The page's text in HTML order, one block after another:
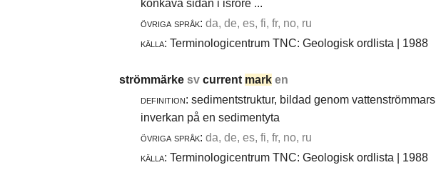
konkava sidan i isröre ...
övriga språk: da, de, es, fi, fr, no, ru
källa: Terminologicentrum TNC: Geologisk ordlista | 1988
strömmärke sv current mark en
definition: sedimentstruktur, bildad genom vattenströmmars
inverkan på en sedimentyta
övriga språk: da, de, es, fi, fr, no, ru
källa: Terminologicentrum TNC: Geologisk ordlista | 1988